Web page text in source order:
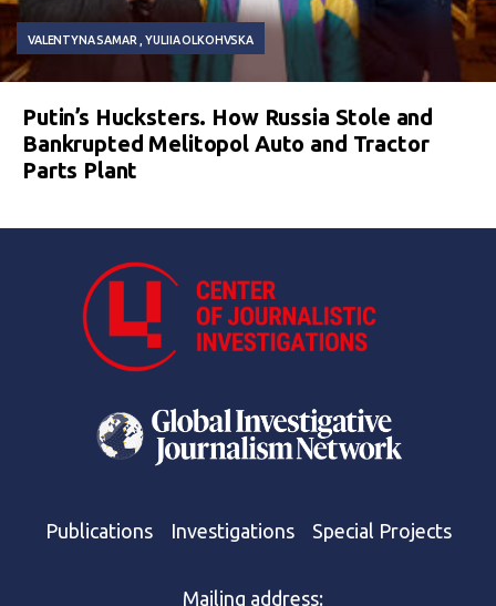
VALENTYNA SAMAR YULIIA OLKOHVSKA
Putin’s Hucksters. How Russia Stole and
Bankrupted Melitopol Auto and Tractor
Parts Plant
Publications Investigations Special Projects
Mailing address: